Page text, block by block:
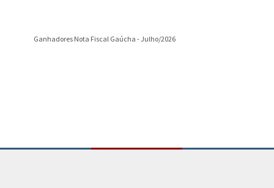
Ganhadores Nota Fiscal Gaúcha - Julho/2026